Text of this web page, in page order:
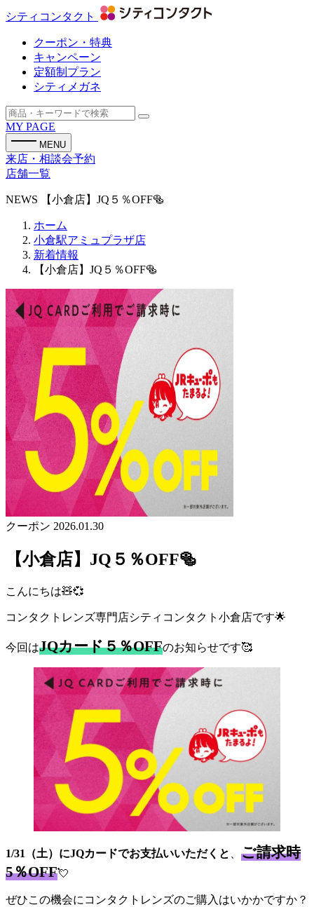
シティコンタクト
クーポン・特典
キャンペーン
定額制プラン
シティメガネ
MY PAGE
MENU
来店・相談会予約
店舗一覧
NEWS 【小倉店】JQ５％OFF🥯
ホーム
小倉駅アミュプラザ店
新着情報
【小倉店】JQ５％OFF🥯
クーポン 2026.01.30
【小倉店】JQ５％OFF🥯
こんにちは🧸💞
コンタクトレンズ専門店シティコンタクト小倉店です🌟
今回はJQカード５％OFFのお知らせです🥰
1/31（土）にJQカードでお支払いいただくと 、 ご請求時
5％OFF💘
ぜひこの機会にコンタクトレンズのご購入はいかかですか？